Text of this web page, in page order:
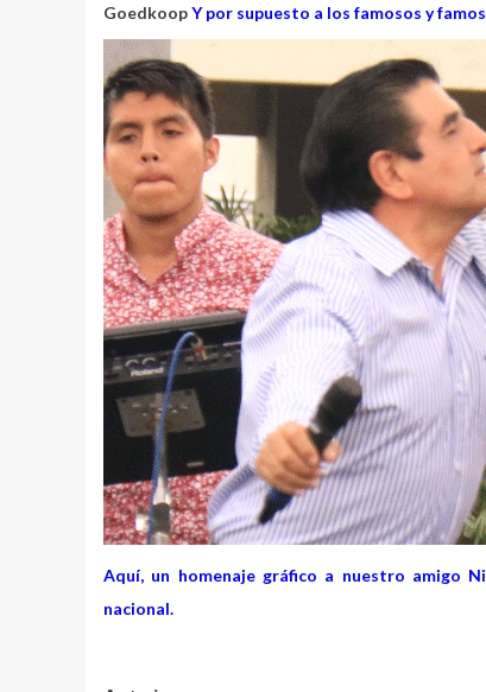
GoedkoopY por supuesto a los famosos y
Aquí, un homenaje gráfico a nuestro amigo
nacional.